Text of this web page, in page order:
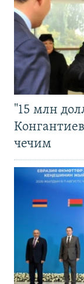
"15 млн
чечим